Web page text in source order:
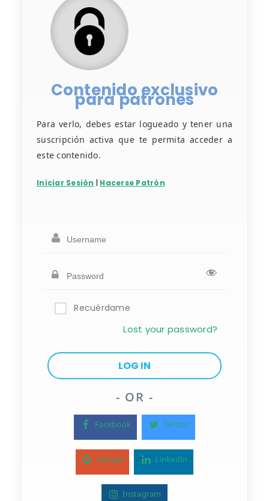
Contenido exclusivo
para patrones
Para verlo, debes estar logueado y tener una
suscripción activa que te permita acceder a
este contenido.
Iniciar Sesión | Hacerse Patrón
Recuérdame
Lost your password?
- OR -
Facebook Twitter
Google LinkedIn
Instagram